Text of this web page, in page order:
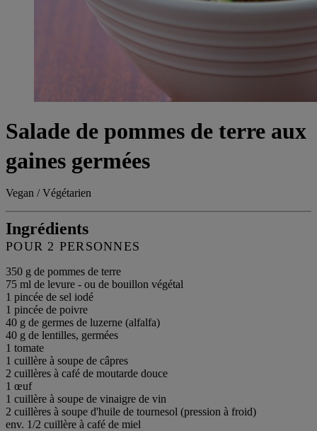
Salade de pommes de terre aux
gaines germées
Vegan / Végétarien
Ingrédients
POUR 2 PERSONNES
350 g de pommes de terre
75 ml de levure - ou de bouillon végétal
1 pincée de sel iodé
1 pincée de poivre
40 g de germes de luzerne (alfalfa)
40 g de lentilles, germées
1 tomate
1 cuillère à soupe de câpres
2 cuillères à café de moutarde douce
1 œuf
1 cuillère à soupe de vinaigre de vin
2 cuillères à soupe d'huile de tournesol (pression à froid)
env. 1/2 cuillère à café de miel